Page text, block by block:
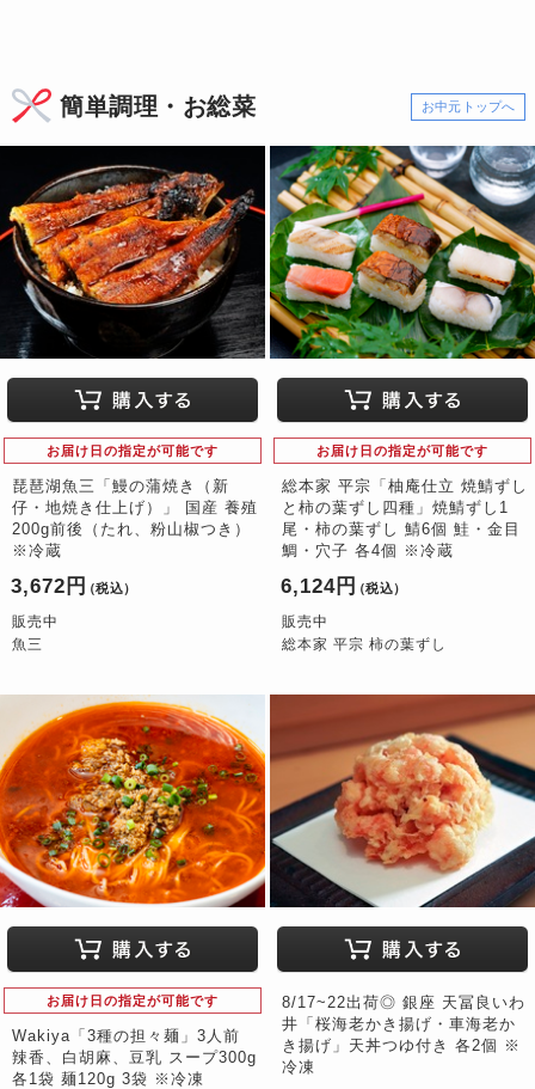
簡単調理・お総菜 お中元トップへ
お届け日の指定が可能です
琵琶湖魚三「鰻の蒲焼き（新
仔・地焼き仕上げ）」 国産 養殖
200g前後（たれ、粉山椒つき）
※冷蔵
3,672円 （税込）
販売中
魚三
お届け日の指定が可能です
総本家 平宗「柚庵仕立 焼鯖ずし
と柿の葉ずし四種」焼鯖ずし1
尾・柿の葉ずし 鯖6個 鮭・金目
鯛・穴子 各4個 ※冷蔵
6,124円 （税込）
販売中
総本家 平宗 柿の葉ずし
お届け日の指定が可能です
Wakiya「3種の担々麺」3人前
辣香、白胡麻、豆乳 スープ300g
各1袋 麺120g 3袋 ※冷凍
8/17~22出荷◎ 銀座 天冨良いわ
井「桜海老かき揚げ・車海老か
き揚げ」天丼つゆ付き 各2個 ※
冷凍